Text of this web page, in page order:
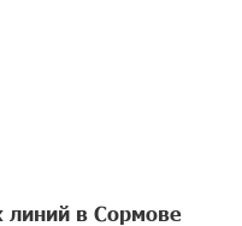
линий в Сормове